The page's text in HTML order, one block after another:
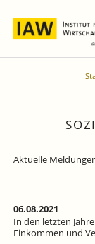
Aktuelle
06.08.2021
In den letzten
Einkommen und